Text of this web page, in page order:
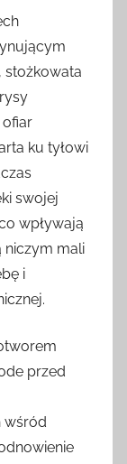
stożkowata
ku tyłowi
swojej
wpływają
niczym mali
i
przed
wśród